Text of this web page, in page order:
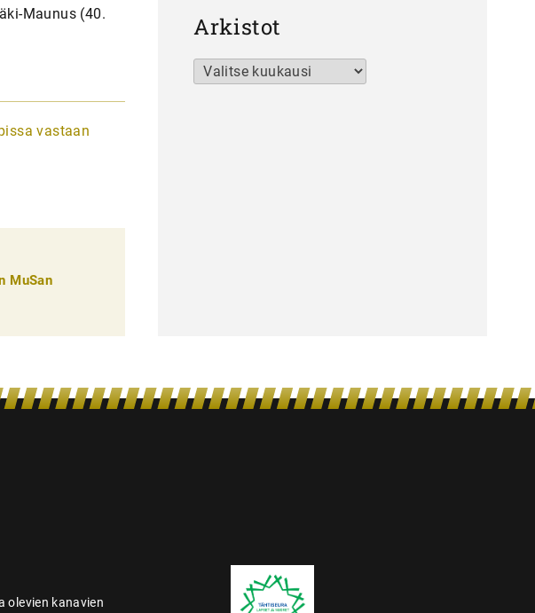
Maunus (40.
vastaan
MuSan
Arkistot
Arkistot
olevien kanavien